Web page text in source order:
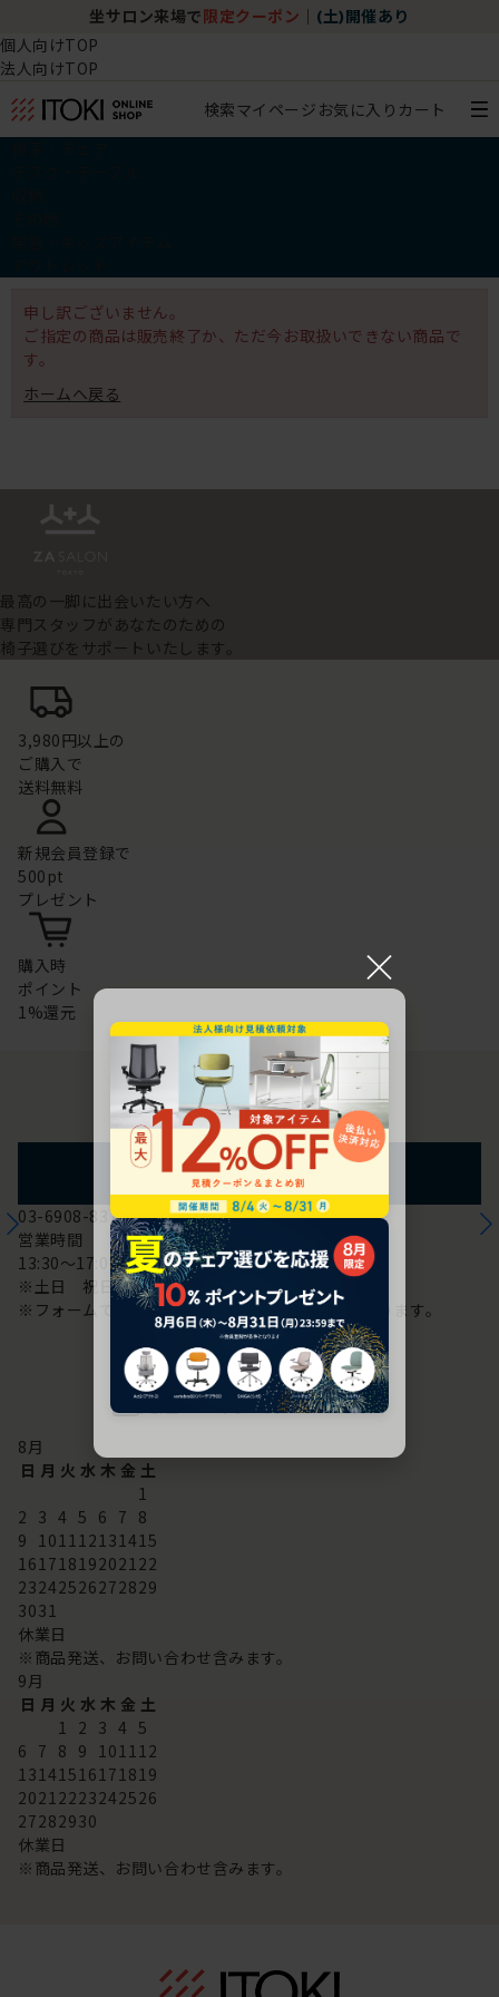
坐サロン来場で 限定クーポン (土)開催あり
個人向けTOP
法人向けTOP
検索マイページ お気に入り カート
申し訳ございません。
ご指定の商品は販売終了か、ただ今お取扱いできない商品で
す。
ホームへ戻る
最高の一脚に出会いたい方へ
専門スタッフがあなたのための
椅子選びをサポートいたします。
3,980円以上の
ご購入で
送料無料
新規会員登録で
500pt
プレゼント
購入時
ポイント
1%還元
お問い合わせ
フォームからのお問い合わせ
03-6908-8370
営業時間
13:30～17:00
※土日 祝日は休み
※フォームでのお問い合わせは24時間対応しております。
配送・お問い合わせ営業日
8月
日 月 火 水 木 金 土
1
2 3 4 5 6 7 8
9 101112131415
16171819202122
23242526272829
3031
休業日
※商品発送、お問い合わせ含みます。
9月
日 月 火 水 木 金 土
1 2 3 4 5
6 7 8 9 101112
13141516171819
20212223242526
27282930
休業日
※商品発送、お問い合わせ含みます。
×